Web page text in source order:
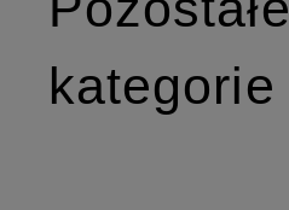
kategorie